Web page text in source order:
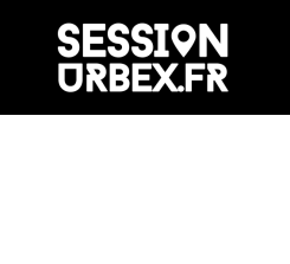
contenu